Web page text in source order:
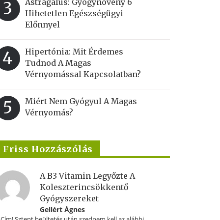
3
Hihetetlen Egészségügyi
Előnnyel
4
Hipertónia: Mit Érdemes
Tudnod A Magas
Vérnyomással Kapcsolatban?
5
Miért Nem Gyógyul A Magas
Vérnyomás?
Friss Hozzászólás
A B3 Vitamin Legyőzte A
Koleszterincsökkentő
Gyógyszereket
Gellért Ágnes